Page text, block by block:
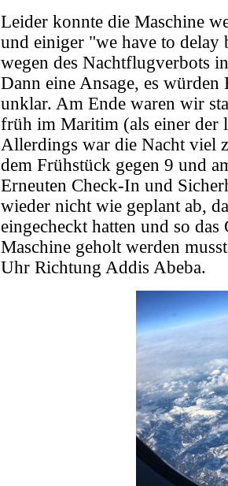
Leider konnte die Maschine
und einiger "we have to delay
wegen des Nachtflugverbots
Dann eine Ansage, es
unklar. Am Ende waren wir
früh im Maritim (als einer der
Allerdings war die Nacht viel
dem Frühstück gegen 9 und
Erneuten Check-In und
wieder nicht wie geplant ab,
eingecheckt hatten und so
Maschine geholt werden
Uhr Richtung Addis Abeba.